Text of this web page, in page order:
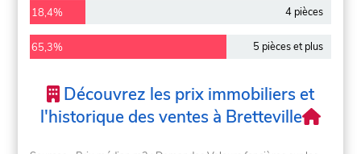
18,4% 4 pièces
65,3% 5 pièces et plus
Découvrez les prix immobiliers et
l'historique des ventes à Bretteville